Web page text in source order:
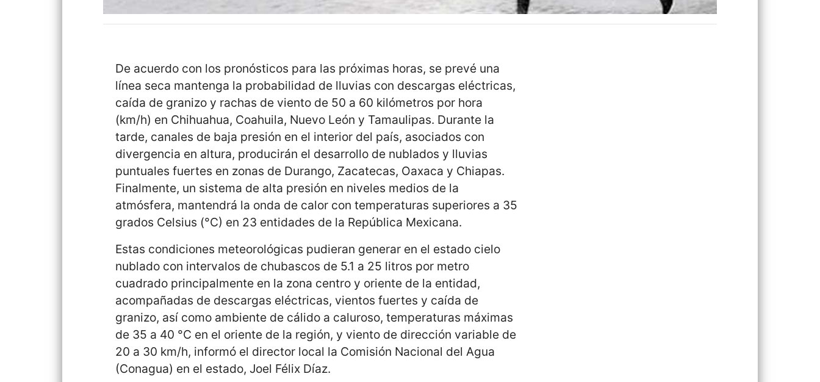
De acuerdo con los pronósticos para las próximas horas, se prevé una
línea seca mantenga la probabilidad de lluvias con descargas eléctricas,
caída de granizo y rachas de viento de 50 a 60 kilómetros por hora
(km/h) en Chihuahua, Coahuila, Nuevo León y Tamaulipas. Durante la
tarde, canales de baja presión en el interior del país, asociados con
divergencia en altura, producirán el desarrollo de nublados y lluvias
puntuales fuertes en zonas de Durango, Zacatecas, Oaxaca y Chiapas.
Finalmente, un sistema de alta presión en niveles medios de la
atmósfera, mantendrá la onda de calor con temperaturas superiores a 35
grados Celsius (°C) en 23 entidades de la República Mexicana.
Estas condiciones meteorológicas pudieran generar en el estado cielo
nublado con intervalos de chubascos de 5.1 a 25 litros por metro
cuadrado principalmente en la zona centro y oriente de la entidad,
acompañadas de descargas eléctricas, vientos fuertes y caída de
granizo, así como ambiente de cálido a caluroso, temperaturas máximas
de 35 a 40 °C en el oriente de la región, y viento de dirección variable de
20 a 30 km/h, informó el director local la Comisión Nacional del Agua
(Conagua) en el estado, Joel Félix Díaz.